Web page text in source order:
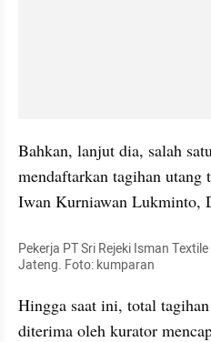
Bahkan, lanjut dia, salah
mendaftarkan tagihan utang
Iwan Kurniawan Lukminto,
Pekerja PT Sri Rejeki Isman
Jateng. Foto: kumparan
Hingga saat ini, total
diterima oleh kurator